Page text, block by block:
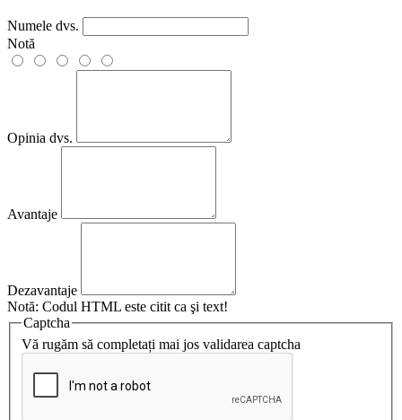
Numele dvs.
Notă
Opinia dvs.
Avantaje
Dezavantaje
Notă: Codul HTML este citit ca şi text!
Captcha
Vă rugăm să completați mai jos validarea captcha